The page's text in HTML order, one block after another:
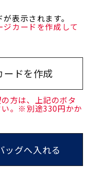
表示されます。
カードを作成して
ードを作成
方は、上記のボタ
い。※別途330円かか
ッグへ入れる